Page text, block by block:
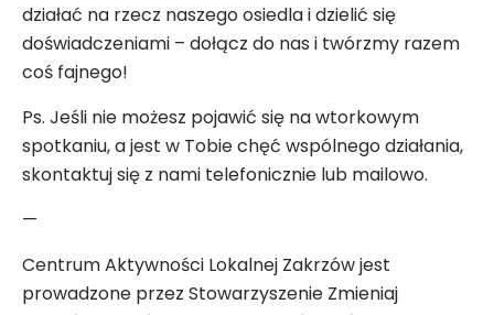
działać na rzecz naszego osiedla i dzielić się
doświadczeniami – dołącz do nas i twórzmy razem
coś fajnego!
Ps. Jeśli nie możesz pojawić się na wtorkowym
spotkaniu, a jest w Tobie chęć wspólnego działania,
skontaktuj się z nami telefonicznie lub mailowo.
—
Centrum Aktywności Lokalnej Zakrzów jest
prowadzone przez Stowarzyszenie Zmieniaj